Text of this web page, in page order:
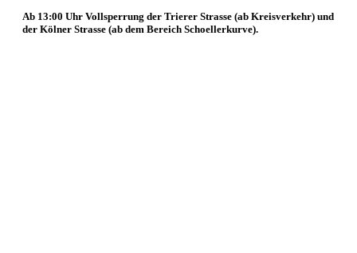
Ab 13:00 Uhr Vollsperrung der Trierer Strasse (ab Kreisverkehr) und
der Kölner Strasse (ab dem Bereich Schoellerkurve).